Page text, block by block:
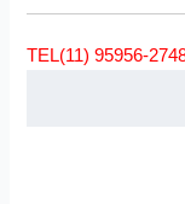
TEL(11) 95956-